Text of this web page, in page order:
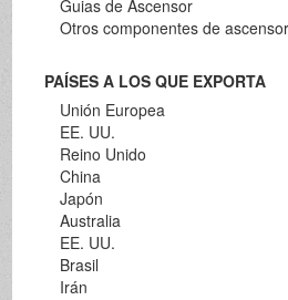
Guias de Ascensor
Otros componentes de ascensor
PAÍSES A LOS QUE EXPORTA
Unión Europea
EE. UU.
Reino Unido
China
Japón
Australia
EE. UU.
Brasil
Irán